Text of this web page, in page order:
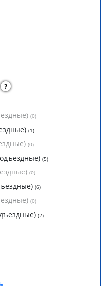
?
(0)
(1)
(0)
(5)
(0)
(6)
(0)
(2)